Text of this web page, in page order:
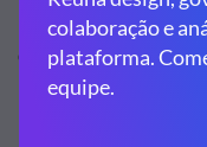
Modelo #3:
empresas de TI